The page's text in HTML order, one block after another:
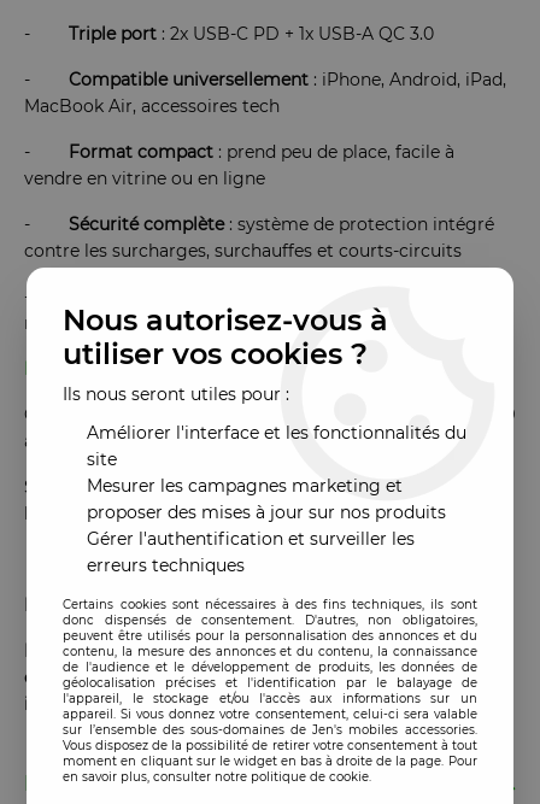
- Triple port : 2x USB-C PD + 1x USB-A QC 3.0
- Compatible universellement : iPhone, Android, iPad,
MacBook Air, accessoires tech
- Format compact : prend peu de place, facile à
vendre en vitrine ou en ligne
- Sécurité complète: système de protection intégré
contre les surcharges, surchauffes et courts-circuits
-
réparateurs et autoentrepreneurs
Packaging professionnel et vendeur :
Conditionné dans un blister élégant, sobre, le JELLICO C79
adopte un design qui évoque la qualité et la fiabilité.
Sa présentation facilite la vente en boutique et renforce
l’image professionnelle du point de vente.
En résumé :
Le C79 est le choix parfait pour les pros à la recherche
d’un chargeur multiport fiable, puissant et facile à
intégrer dans une offre de service ou de revente.
LETTRE SUIVIE
Nous autorisez-vous à
utiliser vos cookies ?
Ils nous seront utiles pour :
Améliorer l'interface et les fonctionnalités du
site
Mesurer les campagnes marketing et
proposer des mises à jour sur nos produits
Gérer l'authentification et surveiller les
erreurs techniques
Certains cookies sont nécessaires à des fins techniques, ils sont
donc dispensés de consentement. D'autres, non obligatoires,
peuvent être utilisés pour la personnalisation des annonces et du
contenu, la mesure des annonces et du contenu, la connaissance
de l'audience et le développement de produits, les données de
géolocalisation précises et l'identification par le balayage de
l'appareil, le stockage et/ou l'accès aux informations sur un
appareil. Si vous donnez votre consentement, celui-ci sera valable
sur l’ensemble des sous-domaines de Jen's mobiles accessories.
Vous disposez de la possibilité de retirer votre consentement à tout
moment en cliquant sur le widget en bas à droite de la page. Pour
en savoir plus, consulter notre politique de cookie.